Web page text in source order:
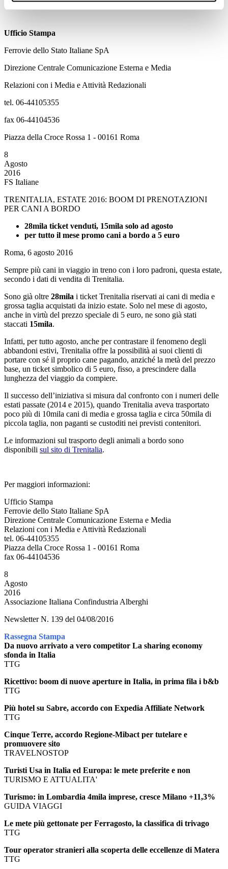
Ufficio Stampa
Ferrovie dello Stato Italiane SpA
Direzione Centrale Comunicazione Esterna e Media
Relazioni con i Media e Attività Redazionali
tel. 06-44105355
fax 06-44104536
Piazza della Croce Rossa 1 - 00161 Roma
8
Agosto
2016
FS Italiane
TRENITALIA, ESTATE 2016: BOOM DI PRENOTAZIONI
PER CANI A BORDO
28mila ticket venduti, 15mila solo ad agosto
per tutto il mese promo cani a bordo a 5 euro
Roma, 6 agosto 2016
Sempre più cani in viaggio in treno con i loro padroni, questa estate,
secondo i dati di vendita di Trenitalia.
Sono già oltre 28mila i ticket Trenitalia riservati ai cani di media e
grossa taglia acquistati da inizio estate. Solo nel mese di agosto,
anche in virtù del prezzo speciale di 5 euro, ne sono già stati
staccati 15mila.
Infatti, per tutto agosto, anche per contrastare il fenomeno degli
abbandoni estivi, Trenitalia offre la possibilità ai suoi clienti di
portare con sé il proprio cane pagando, anziché la metà del prezzo
base, un ticket simbolico di 5 euro, fisso, a prescindere dalla
lunghezza del viaggio da compiere.
Il successo dell’iniziativa si misura dal confronto con i numeri delle
estati passate (2014 e 2015), quando Trenitalia aveva trasportato
poco più di 10mila cani di media e grossa taglia e circa 50mila di
piccola taglia, non paganti se custoditi nei previsti contenitori.
Le informazioni sul trasporto degli animali a bordo sono
disponibili sul sito di Trenitalia.
Per maggiori informazioni:
Ufficio Stampa
Ferrovie dello Stato Italiane SpA
Direzione Centrale Comunicazione Esterna e Media
Relazioni con i Media e Attività Redazionali
tel. 06-44105355
Piazza della Croce Rossa 1 - 00161 Roma
fax 06-44104536
8
Agosto
2016
Associazione Italiana Confindustria Alberghi
Newsletter N. 139 del 04/08/2016
Rassegna Stampa
Da nuovo arrivato a vero competitor La sharing economy
sfonda in Italia
TTG
Ricettivo: boom di nuove aperture in Italia, in prima fila i b&b
TTG
Più hotel su Sabre, accordo con Expedia Affiliate Network
TTG
Cinque Terre, accordo Regione-Mibact per tutelare e
promuovere sito
TRAVELNOSTOP
Turisti Usa in Italia ed Europa: le mete preferite e non
TURISMO E ATTUALITA'
Turismo: in Lombardia 4mila imprese, cresce Milano +11,3%
GUIDA VIAGGI
Le mete più gettonate per Ferragosto, la classifica di trivago
TTG
Tour operator stranieri alla scoperta delle eccellenze di Matera
TTG